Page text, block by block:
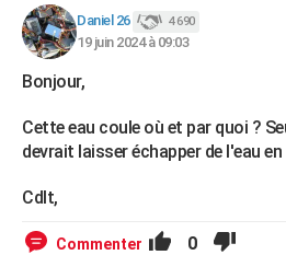
Daniel 26 4 690
19 juin 2024 à 09:03
Bonjour,
Cette eau coule où et par quoi ?
devrait laisser échapper de l'eau
Cdlt,
Commenter 0